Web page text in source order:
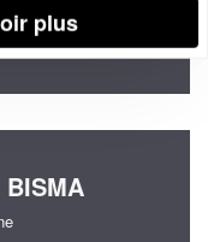
BISMA
plus